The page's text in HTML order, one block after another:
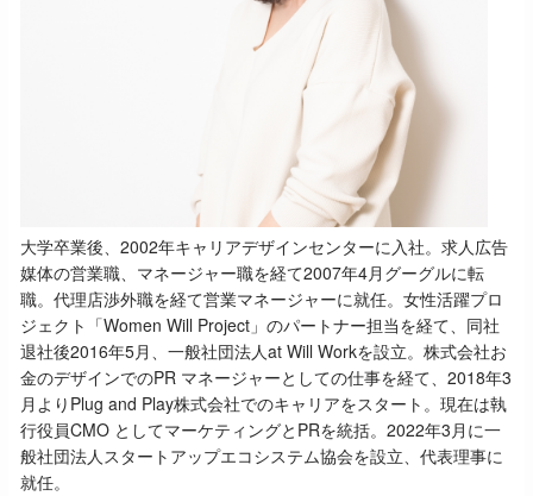
大学卒業後、2002年キャリアデザインセンターに入社。求人広告
媒体の営業職、マネージャー職を経て2007年4月グーグルに転
職。代理店渉外職を経て営業マネージャーに就任。女性活躍プロ
ジェクト「Women Will Project」のパートナー担当を経て、同社
退社後2016年5月、一般社団法人at Will Workを設立。株式会社お
金のデザインでのPR マネージャーとしての仕事を経て、2018年3
月よりPlug and Play株式会社でのキャリアをスタート。現在は執
行役員CMO としてマーケティングとPRを統括。2022年3月に一
般社団法人スタートアップエコシステム協会を設立、代表理事に
就任。